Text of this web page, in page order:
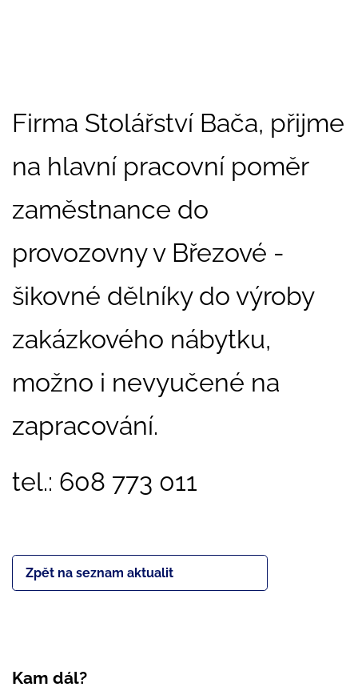
Firma Stolářství Bača, přijme
na hlavní pracovní poměr
zaměstnance do
provozovny v Březové -
šikovné dělníky do výroby
zakázkového nábytku,
možno i nevyučené na
zapracování.
tel.: 608 773 011
Zpět na seznam aktualit
Kam dál?